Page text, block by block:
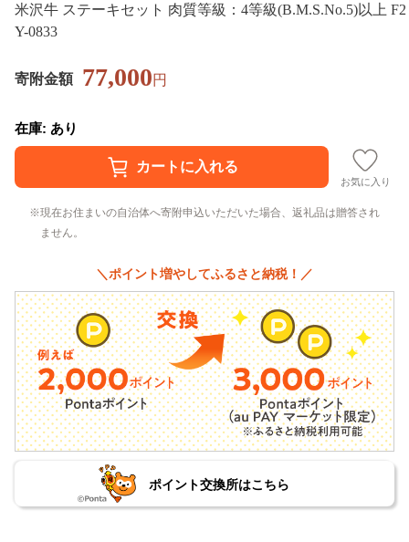
米沢牛 ステーキセット 肉質等級：4等級(B.M.S.No.5)以上 F2
Y-0833
寄附金額 77,000円
在庫: あり
お気に入り
現在お住まいの自治体へ寄附申込いただいた場合、返礼品は贈答され
ません。
＼ポイント増やしてふるさと納税！／
ポイント交換所はこちら